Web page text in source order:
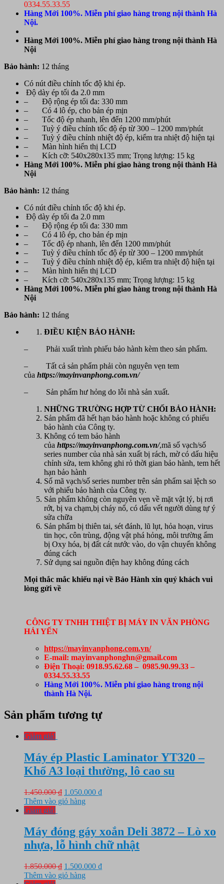
0334.55.33.55
Hàng Mới 100%. Miễn phí giao hàng trong nội thành Hà
Nội.
Hàng Mới 100%. Miễn phí giao hàng trong nội thành Hà
Nội
Bảo hành: 12 tháng
Có nút điều chỉnh tốc độ khi ép.
Độ dày ép tối đa 2.0 mm
– Độ rộng ép tối đa: 330 mm
– Có 4 lô ép, cho bản ép mịn
– Tốc độ ép nhanh, lên đến 1200 mm/phút
– Tuỳ ý điều chỉnh tốc độ ép từ 300 – 1200 mm/phút
– Tuỳ ý điều chỉnh nhiệt độ ép, kiểm tra nhiệt độ hiện tại
– Màn hình hiển thị LCD
– Kích cỡ: 540x280x135 mm; Trọng lượng: 15 kg
Hàng Mới 100%. Miễn phí giao hàng trong nội thành Hà
Nội
Bảo hành: 12 tháng
Có nút điều chỉnh tốc độ khi ép.
Độ dày ép tối đa 2.0 mm
– Độ rộng ép tối đa: 330 mm
– Có 4 lô ép, cho bản ép mịn
– Tốc độ ép nhanh, lên đến 1200 mm/phút
– Tuỳ ý điều chỉnh tốc độ ép từ 300 – 1200 mm/phút
– Tuỳ ý điều chỉnh nhiệt độ ép, kiểm tra nhiệt độ hiện tại
– Màn hình hiển thị LCD
– Kích cỡ: 540x280x135 mm; Trọng lượng: 15 kg
Hàng Mới 100%. Miễn phí giao hàng trong nội thành Hà
Nội
Bảo hành: 12 tháng
ĐIỀU KIỆN BẢO HÀNH:
– Phải xuất trình phiếu bảo hành kèm theo sản phẩm.
– Tất cả sản phẩm phải còn nguyên vẹn tem
của https://mayinvanphong.com.vn/
– Sản phẩm hư hỏng do lỗi nhà sản xuất.
NHỮNG TRƯỜNG HỢP TỪ CHỐI BẢO HÀNH:
Sản phẩm đã hết hạn bảo hành hoặc không có phiếu
bảo hành của Công ty.
Không có tem bảo hành
của https://mayinvanphong.com.vn/,mã số vạch/số
series number của nhà sản xuất bị rách, mờ có dấu hiệu
chỉnh sửa, tem không ghi rỏ thời gian bảo hành, tem hết
hạn bảo hành
Số mã vạch/số series number trên sản phẩm sai lệch so
với phiếu bảo hành của Công ty.
Sản phẩm không còn nguyên vẹn về mặt vật lý, bị rơi
rớt, bị va chạm,bị cháy nổ, có dấu vết người dùng tự ý
sửa chữa
Sản phẩm bị thiên tai, sét đánh, lũ lụt, hỏa hoạn, virus
tin học, côn trùng, động vật phá hỏng, môi trường ẩm
bị Oxy hóa, bị đất cát nước vào, do vận chuyển không
đúng cách
Sử dụng sai nguồn điện hay không đúng cách
Mọi thắc mắc khiếu nại về Bảo Hành xin quý khách vui
lòng gửi về
CÔNG TY TNHH THIỆT BỊ MÁY IN VĂN PHÒNG
HẢI YẾN
https://mayinvanphong.com.vn/
E-mail: mayinvanphonghn@gmail.com
Điện Thoại: 0918.95.62.68 – 0985.90.99.33 –
0334.55.33.55
Hàng Mới 100%. Miễn phí giao hàng trong nội
thành Hà Nội.
Sản phẩm tương tự
Giảm giá!
Máy ép Plastic Laminator YT320 –
Khổ A3 loại thường, lô cao su
1.450.000₫ Giá
gốc
1.050.000 ₫Giá
1.050.000 ₫.
Thêm vào giỏ hàng
Giảm giá!
Máy đóng gáy xoắn Deli 3872 – Lò xo
nhựa, lỗ hình chữ nhật
1.850.000₫ Giá
gốc
1.500.000 ₫Giá
Thêm vào giỏ hàng